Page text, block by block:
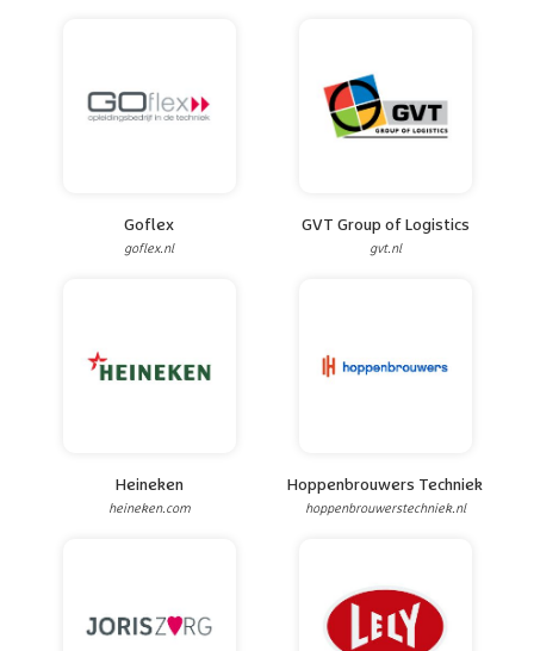
Goflex
goflex.nl
GVT Group of Logistics
gvt.nl
Heineken
heineken.com
Hoppenbrouwers Techniek
hoppenbrouwerstechniek.nl